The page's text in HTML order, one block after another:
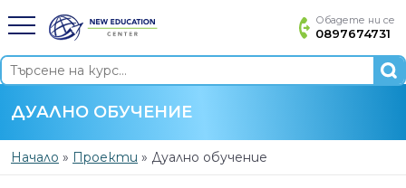
Обадете ни се
0897674731
ДУАЛНО ОБУЧЕНИЕ
Начало » Проекти » Дуално обучение